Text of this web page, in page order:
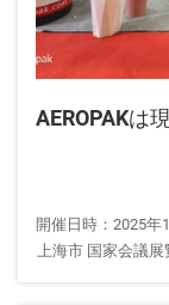
AEROPAKは
開催日時：2025年
上海市 国家会議